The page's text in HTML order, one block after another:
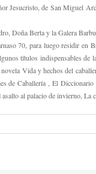
Jesucristo, de San Miguel
Doña Berta y la Galera
70, para luego residir en
títulos indispensables
Vida y hechos del
de Caballería , El
al palacio de invierno, La